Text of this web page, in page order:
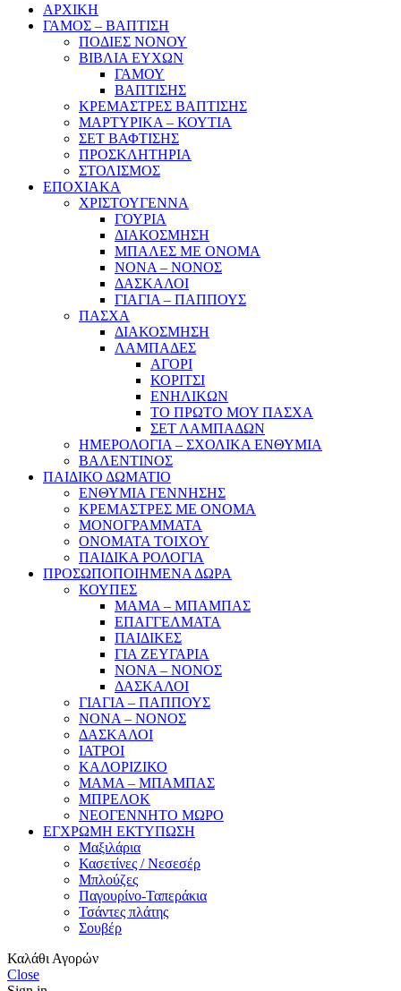
ΑΡΧΙΚΗ
ΓΑΜΟΣ – ΒΑΠΤΙΣΗ
ΠΟΔΙΕΣ ΝΟΝΟΥ
ΒΙΒΛΙΑ ΕΥΧΩΝ
ΓΑΜΟΥ
ΒΑΠΤΙΣΗΣ
ΚΡΕΜΑΣΤΡΕΣ ΒΑΠΤΙΣΗΣ
ΜΑΡΤΥΡΙΚΑ – ΚΟΥΤΙΑ
ΣΕΤ ΒΑΦΤΙΣΗΣ
ΠΡΟΣΚΛΗΤΗΡΙΑ
ΣΤΟΛΙΣΜΟΣ
ΕΠΟΧΙΑΚΑ
ΧΡΙΣΤΟΥΓΕΝΝΑ
ΓΟΥΡΙΑ
ΔΙΑΚΟΣΜΗΣΗ
ΜΠΑΛΕΣ ΜΕ ΟΝΟΜΑ
ΝΟΝΑ – ΝΟΝΟΣ
ΔΑΣΚΑΛΟΙ
ΓΙΑΓΙΑ – ΠΑΠΠΟΥΣ
ΠΑΣΧΑ
ΔΙΑΚΟΣΜΗΣΗ
ΛΑΜΠΑΔΕΣ
ΑΓΟΡΙ
ΚΟΡΙΤΣΙ
ΕΝΗΛΙΚΩΝ
ΤΟ ΠΡΩΤΟ ΜΟΥ ΠΑΣΧΑ
ΣΕΤ ΛΑΜΠΑΔΩΝ
ΗΜΕΡΟΛΟΓΙΑ – ΣΧΟΛΙΚΑ ΕΝΘΥΜΙΑ
ΒΑΛΕΝΤΙΝΟΣ
ΠΑΙΔΙΚΟ ΔΩΜΑΤΙΟ
ΕΝΘΥΜΙΑ ΓΕΝΝΗΣΗΣ
ΚΡΕΜΑΣΤΡΕΣ ΜΕ ΟΝΟΜΑ
ΜΟΝΟΓΡΑΜΜΑΤΑ
ΟΝΟΜΑΤΑ ΤΟΙΧΟΥ
ΠΑΙΔΙΚΑ ΡΟΛΟΓΙΑ
ΠΡΟΣΩΠΟΠΟΙΗΜΕΝΑ ΔΩΡΑ
ΚΟΥΠΕΣ
ΜΑΜΑ – ΜΠΑΜΠΑΣ
ΕΠΑΓΓΕΛΜΑΤΑ
ΠΑΙΔΙΚΕΣ
ΓΙΑ ΖΕΥΓΑΡΙΑ
ΝΟΝΑ – ΝΟΝΟΣ
ΔΑΣΚΑΛΟΙ
ΓΙΑΓΙΑ – ΠΑΠΠΟΥΣ
ΝΟΝΑ – ΝΟΝΟΣ
ΔΑΣΚΑΛΟΙ
ΙΑΤΡΟΙ
ΚΑΛΟΡΙΖΙΚΟ
ΜΑΜΑ – ΜΠΑΜΠΑΣ
ΜΠΡΕΛΟΚ
ΝΕΟΓΕΝΝΗΤΟ ΜΩΡΟ
ΕΓΧΡΩΜΗ ΕΚΤΥΠΩΣΗ
Μαξιλάρια
Κασετίνες / Νεσεσέρ
Μπλούζες
Παγουρίνο-Ταπεράκια
Τσάντες πλάτης
Σουβέρ
Καλάθι Αγορών
Close